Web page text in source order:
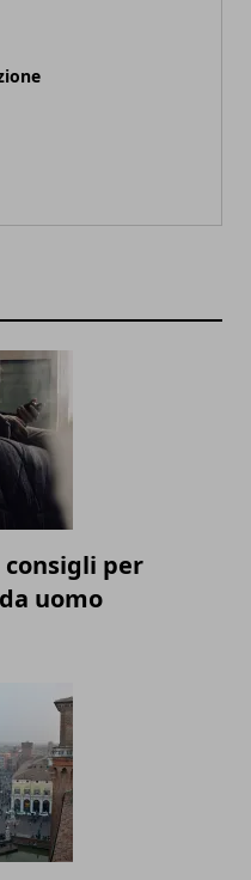
per
uomo